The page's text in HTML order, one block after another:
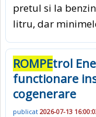
pretul si la
litru, dar
ROMPEtrol
functionare
cogenerare
publicat 2026-07-13